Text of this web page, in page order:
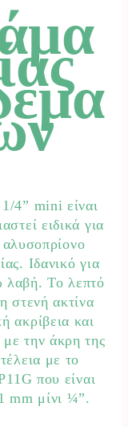
4” mini είναι
ειδικά για
Ιδανικό για
λαβή. Το λεπτό
στενή ακτίνα
ακρίβεια και
την άκρη της
με το
που είναι
mm μίνι ¼”.